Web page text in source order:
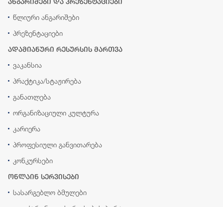
წლიური ანგარიშები
პრეზენტაციები
ადამიანური რესურსის მართვა
ვაკანსია
პრაქტიკა/სტაჟირება
განათლება
ორგანიზაციული კულტურა
კარიერა
პროფესიული განვითარება
კონკურსები
ონლაინ სერვისები
სასარგებლო ბმულები